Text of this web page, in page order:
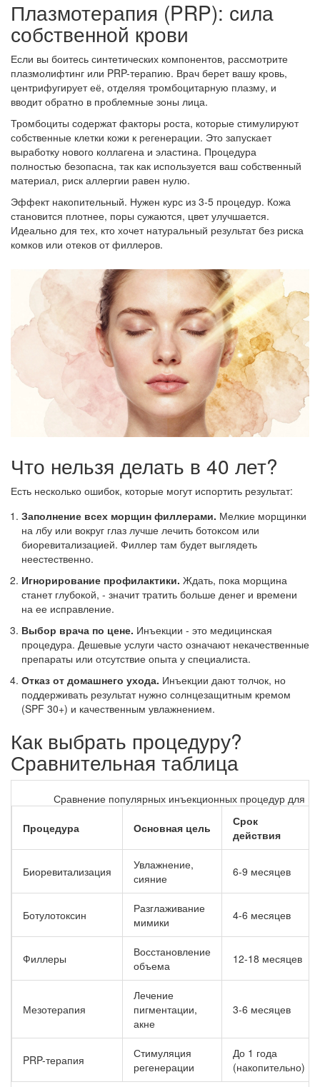
Плазмотерапия (PRP): сила
собственной крови
Если вы боитесь синтетических компонентов, рассмотрите
плазмолифтинг или PRP-терапию. Врач берет вашу кровь,
центрифугирует её, отделяя тромбоцитарную плазму, и
вводит обратно в проблемные зоны лица.
Тромбоциты содержат факторы роста, которые стимулируют
собственные клетки кожи к регенерации. Это запускает
выработку нового коллагена и эластина. Процедура
полностью безопасна, так как используется ваш собственный
материал, риск аллергии равен нулю.
Эффект накопительный. Нужен курс из 3-5 процедур. Кожа
становится плотнее, поры сужаются, цвет улучшается.
Идеально для тех, кто хочет натуральный результат без риска
комков или отеков от филлеров.
Что нельзя делать в 40 лет?
Есть несколько ошибок, которые могут испортить результат:
Заполнение всех морщин филлерами. Мелкие морщинки
на лбу или вокруг глаз лучше лечить ботоксом или
биоревитализацией. Филлер там будет выглядеть
неестественно.
Игнорирование профилактики. Ждать, пока морщина
станет глубокой, - значит тратить больше денег и времени
на ее исправление.
Выбор врача по цене. Инъекции - это медицинская
процедура. Дешевые услуги часто означают некачественные
препараты или отсутствие опыта у специалиста.
Отказ от домашнего ухода. Инъекции дают толчок, но
поддерживать результат нужно солнцезащитным кремом
(SPF 30+) и качественным увлажнением.
Как выбрать процедуру?
Сравнительная таблица
Сравнение популярных инъекционных процедур для
Процедура Основная цель
Срок
действия
Биоревитализация
Увлажнение,
сияние
6-9 месяцев
Ботулотоксин
Разглаживание
мимики
4-6 месяцев
Филлеры
Восстановление
объема
12-18 месяцев
Мезотерапия
Лечение
пигментации,
акне
3-6 месяцев
PRP-терапия
Стимуляция
регенерации
До 1 года
(накопительно)